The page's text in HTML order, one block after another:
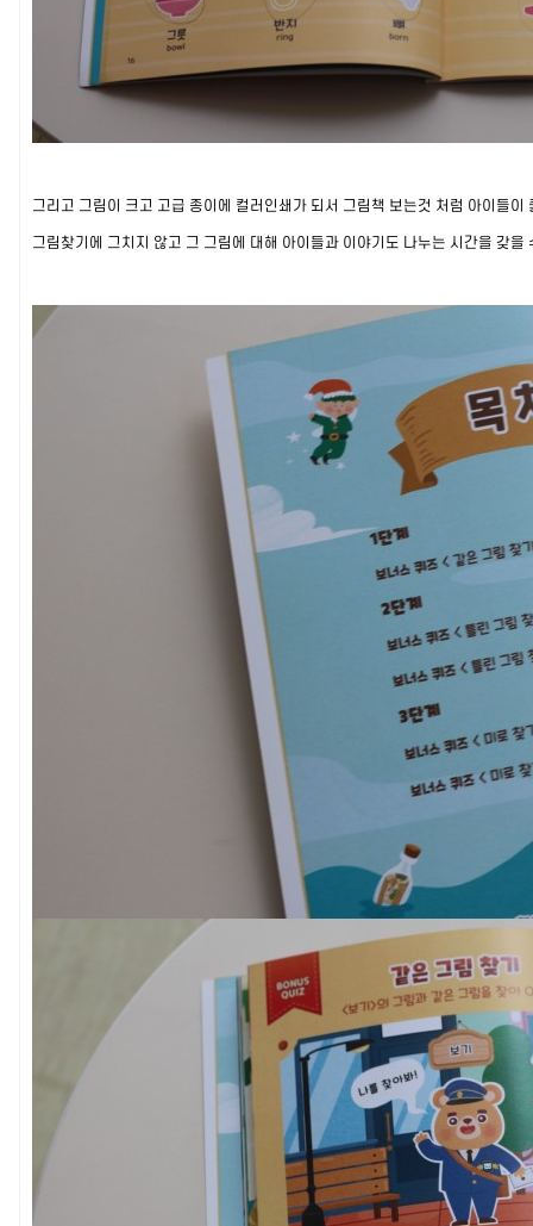
그리고 그림이 크고 고급 종이에 컬러인쇄가 되서 그림책 보는것 처럼 아이들이
그림찾기에 그치지 않고 그 그림에 대해 아이들과 이야기도 나누는 시간을 갖을